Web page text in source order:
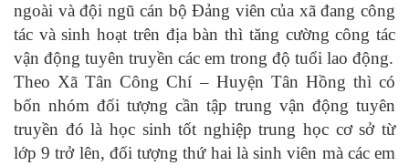
ngoài và đội ngũ cán bộ Đảng viên của xã đang công
tác và sinh hoạt trên địa bàn thì tăng cường công tác
vận động tuyên truyền các em trong độ tuổi lao động.
Theo Xã Tân Công Chí – Huyện Tân Hồng thì có
bốn nhóm đối tượng cần tập trung vận động tuyên
truyền đó là học sinh tốt nghiệp trung học cơ sở từ
lớp 9 trở lên, đối tượng thứ hai là sinh viên mà các em